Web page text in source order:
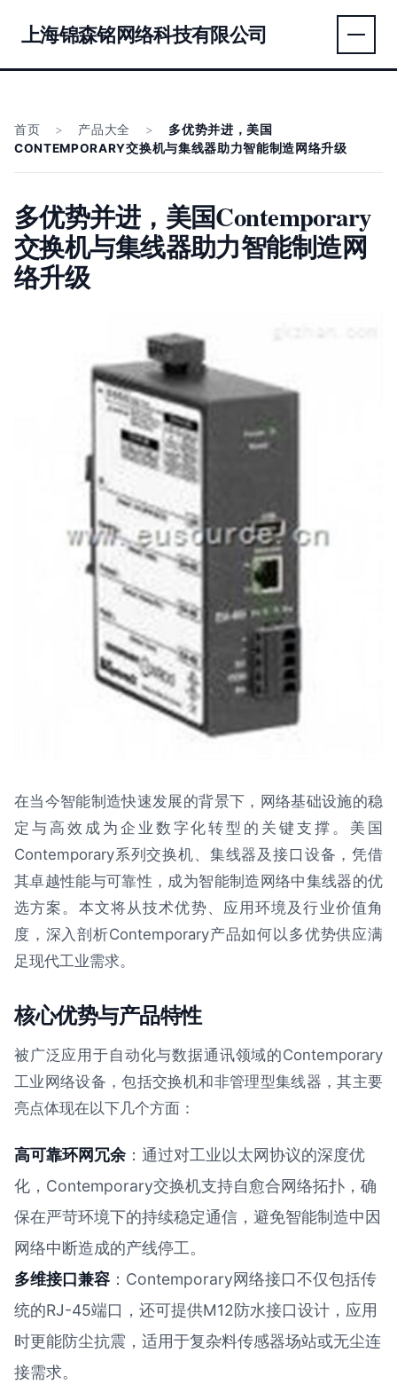
上海锦森铭网络科技有限公司
首页 > 产品大全 >
多优势并进，美国
CONTEMPORARY交换机与集线器助力智能制造网络升级
多优势并进，美国Contemporary
交换机与集线器助力智能制造网
络升级
在当今智能制造快速发展的背景下，网络基础设施的稳
定与高效成为企业数字化转型的关键支撑。美国
Contemporary系列交换机、集线器及接口设备，凭借
其卓越性能与可靠性，成为智能制造网络中集线器的优
选方案。本文将从技术优势、应用环境及行业价值角
度，深入剖析Contemporary产品如何以多优势供应满
足现代工业需求。
核心优势与产品特性
被广泛应用于自动化与数据通讯领域的Contemporary
工业网络设备，包括交换机和非管理型集线器，其主要
亮点体现在以下几个方面：
高可靠环网冗余 ：通过对工业以太网协议的深度优
化，Contemporary交换机支持自愈合网络拓扑，确
保在严苛环境下的持续稳定通信，避免智能制造中因
网络中断造成的产线停工。
多维接口兼容 ：Contemporary网络接口不仅包括传
统的RJ-45端口，还可提供M12防水接口设计，应用
时更能防尘抗震，适用于复杂料传感器场站或无尘连
接需求。